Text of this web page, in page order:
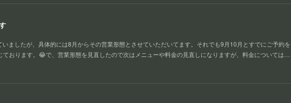
ましたが、具体的には8月からその営業形態とさせていただいてます。それでも9月10月とすでにご予約を
おります。😂で、営業形態を見直したので次はメニューや料金の見直しになりますが、料金については…